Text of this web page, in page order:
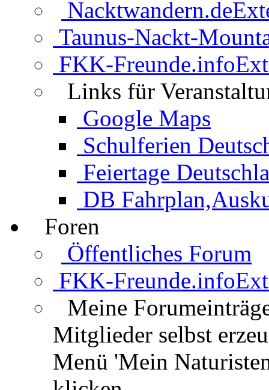
Nacktwandern.de
Taunus-Nackt-
FKK-Freunde.info
Links für
Google Maps
Schulferien
Feiertage
DB
Foren
Öffentliches Forum
FKK-Freunde.info
Meine
Mitglieder selbst
Menü 'Mein